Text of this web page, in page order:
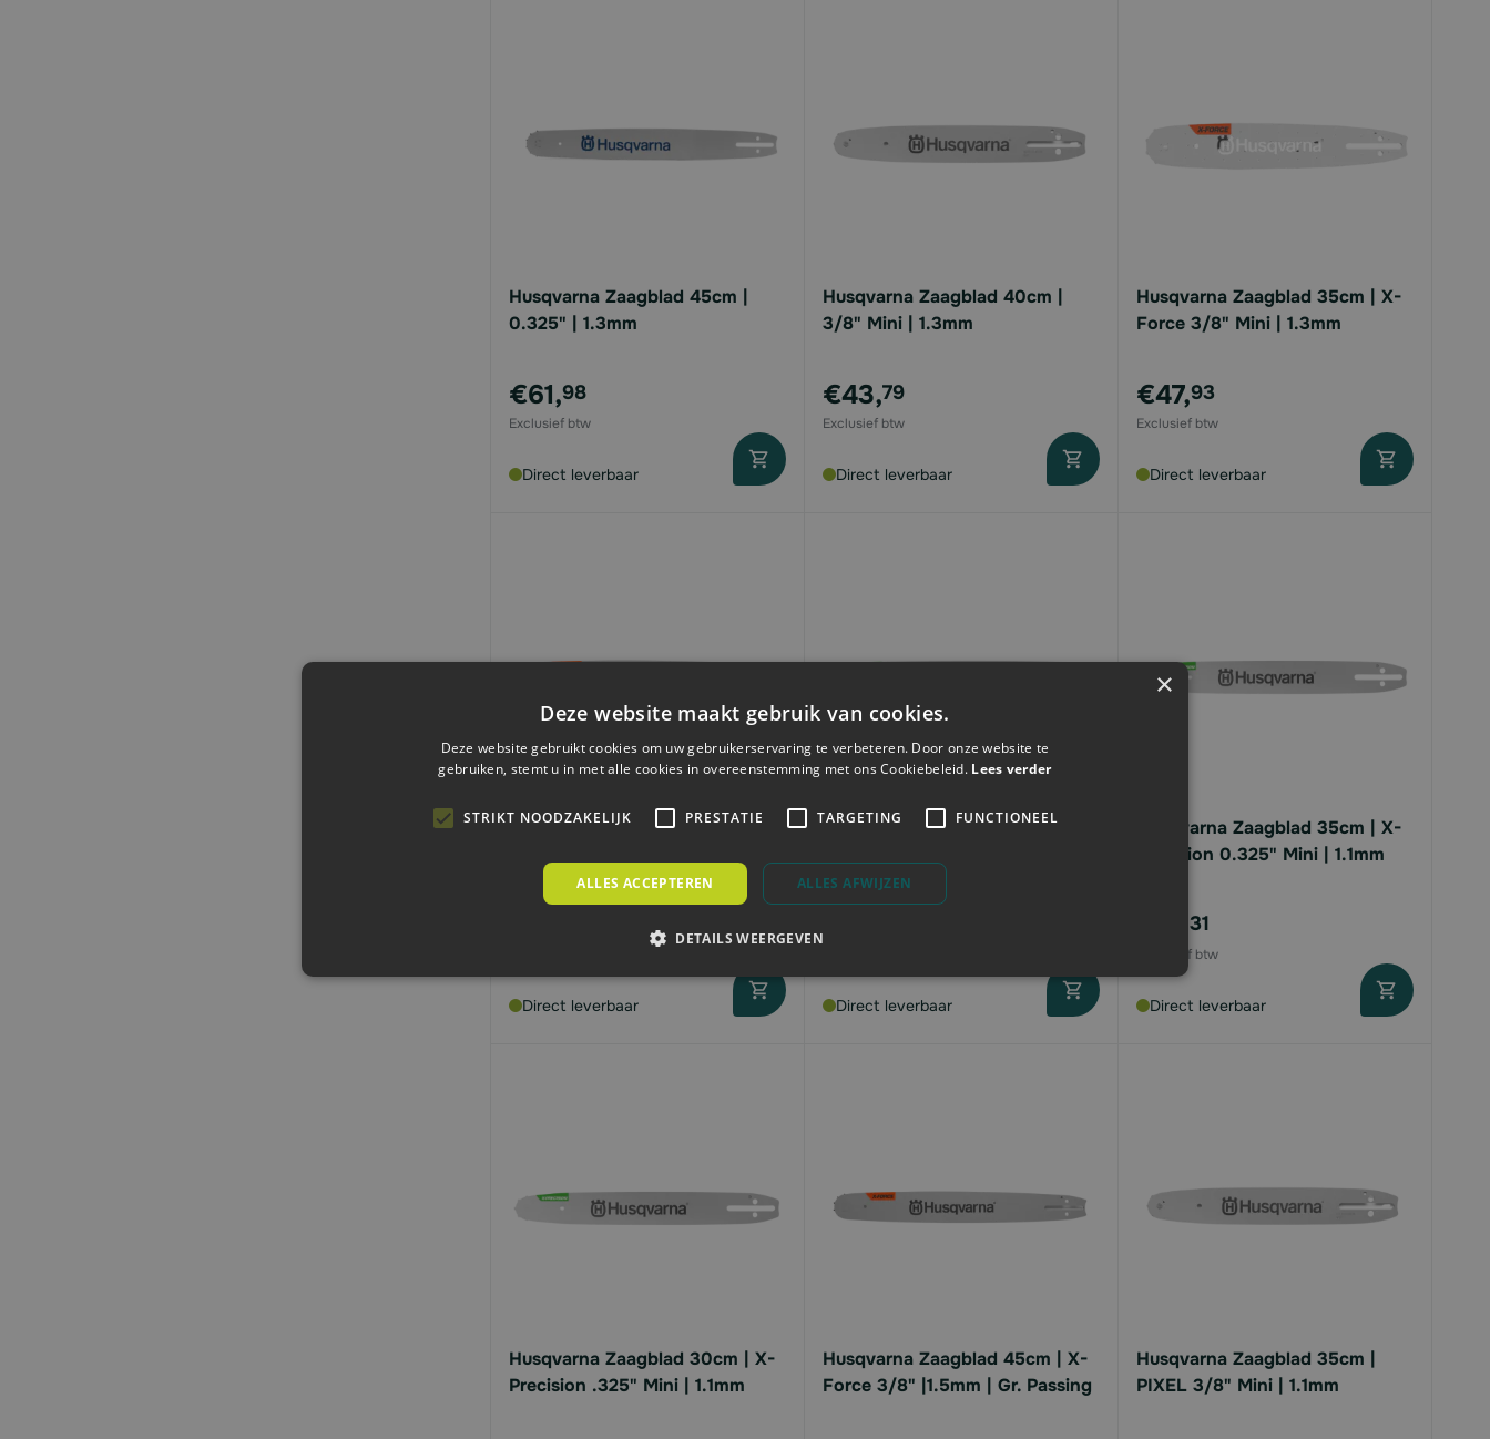
Husqvarna Zaagblad 45cm |
0.325" | 1.3mm
€61,98
Direct leverbaar
Husqvarna Zaagblad 40cm |
3/8" Mini | 1.3mm
€43,79
Direct leverbaar
Husqvarna Zaagblad 35cm | X-
Force 3/8" Mini | 1.3mm
€47,93
Direct leverbaar
Husqvarna Zaagblad 45cm | X-
Direct leverbaar
Husqvarna Zaagblad 40cm | X-
Direct leverbaar
Husqvarna Zaagblad 35cm | X-
Precision 0.325" Mini | 1.1mm
31
Direct leverbaar
Husqvarna Zaagblad 30cm | X-
Precision .325" Mini | 1.1mm
Husqvarna Zaagblad 45cm | X-
Force 3/8" |1.5mm | Gr. Passing
Husqvarna Zaagblad 35cm |
PIXEL 3/8" Mini | 1.1mm
×
Deze website maakt gebruik van cookies.
Deze website gebruikt cookies om uw gebruikerservaring te verbeteren. Door onze website te
gebruiken, stemt u in met alle cookies in overeenstemming met ons Cookiebeleid. Lees verder
STRIKT NOODZAKELIJK PRESTATIE TARGETING FUNCTIONEEL
ALLES ACCEPTEREN ALLES AFWIJZEN
DETAILS WEERGEVEN